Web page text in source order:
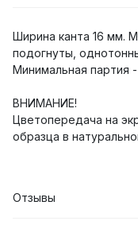
Ширина канта 16 мм.
подогнуты,
Минимальная партия
ВНИМАНИЕ!
Цветопередача на
образца в
Отзывы